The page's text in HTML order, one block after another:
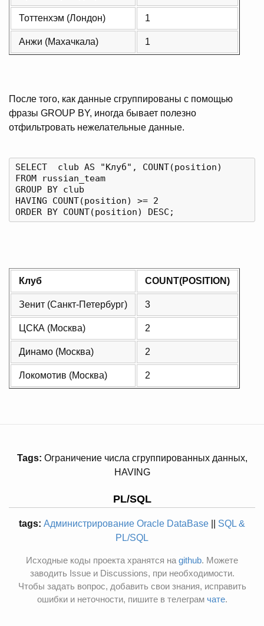
Тоттенхэм (Лондон) 1
Анжи (Махачкала) 1
После того, как данные сгруппированы с помощью
фразы GROUP BY, иногда бывает полезно
отфильтровать нежелательные данные.
SELECT  club AS "Клуб", COUNT(position)
FROM russian_team
GROUP BY club
HAVING COUNT(position) >= 2
Клуб COUNT(POSITION)
Зенит (Санкт-Петербург) 3
ЦСКА (Москва) 2
Динамо (Москва) 2
Локомотив (Москва) 2
Tags: Ограничение числа сгруппированных данных,
HAVING
PL/SQL
tags: Администрирование Oracle DataBase
SQL &
PL/SQL
Исходные коды проекта хранятся на github. Можете
заводить Issue и Discussions, при необходимости.
Чтобы задать вопрос, добавить свои знания, исправить
ошибки и неточности, пишите в телеграм чате.